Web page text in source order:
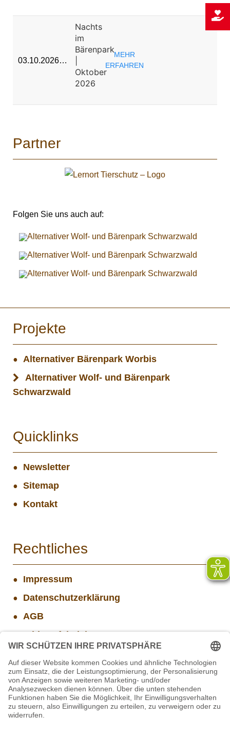
03.10.2026…
Nachts
im
Bärenpark
Oktober
2026
MEHR
ERFAHREN
Partner
Folgen Sie uns auch auf:
Projekte
Alternativer Bärenpark Worbis
Alternativer Wolf- und Bärenpark
Schwarzwald
Quicklinks
Newsletter
Sitemap
Kontakt
Rechtliches
Impressum
Datenschutzerklärung
AGB
Widerrufsbelehrung
Aktuelle Stellenangebote